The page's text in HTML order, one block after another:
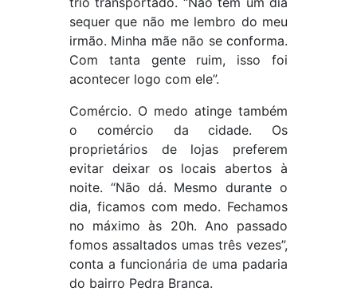
sequer que não me lembro do meu
irmão. Minha mãe não se conforma.
Com tanta gente ruim, isso foi
acontecer logo com ele”.
Comércio. O medo atinge também
o comércio da cidade. Os
proprietários de lojas preferem
evitar deixar os locais abertos à
noite. “Não dá. Mesmo durante o
dia, ficamos com medo. Fechamos
no máximo às 20h. Ano passado
fomos assaltados umas três vezes”,
conta a funcionária de uma padaria
do bairro Pedra Branca.